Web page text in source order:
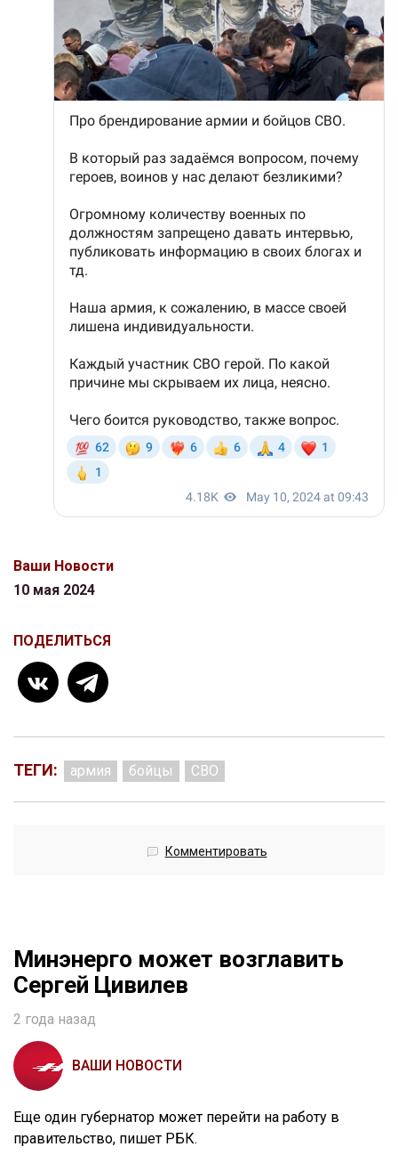
Ваши Новости
10 мая 2024
ПОДЕЛИТЬСЯ
ТЕГИ: армия бойцы СВО
Комментировать
Минэнерго может возглавить
Сергей Цивилев
2 года назад
ВАШИ НОВОСТИ
Еще один губернатор может перейти на работу в
правительство, пишет РБК.